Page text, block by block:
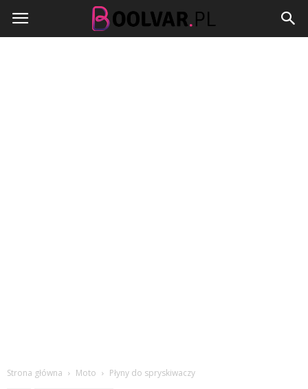
Boolvar.pl
Strona główna Moto Płyny do spryskiwaczy